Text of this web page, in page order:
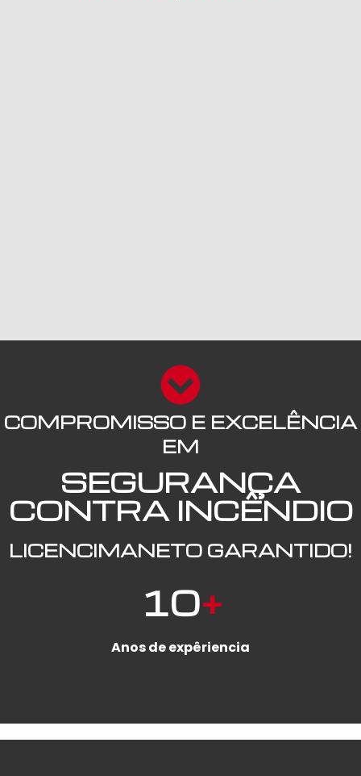
COMPROMISSO E EXCELÊNCIA
EM
SEGURANÇA
CONTRA INCÊNDIO
LICENCIMANETO GARANTIDO!
10+
Anos de expêriencia